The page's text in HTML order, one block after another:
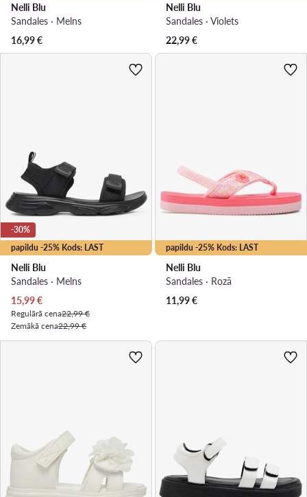
Nelli Blu
Sandales · Melns
16,99€
Nelli Blu
Sandales · Violets
22,99€
papildu -25% Kods: LAST
-30%
Nelli Blu
Sandales · Melns
Pašreizējā cena
15,99€
Regulārā cena22,99 €
Zemākā cena22,99 €
papildu -25% Kods: LAST
Nelli Blu
Sandales · Rozā
11,99€